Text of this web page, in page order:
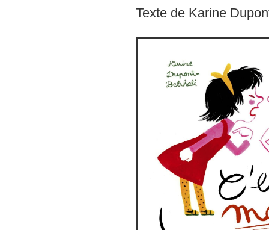
Texte de Karine